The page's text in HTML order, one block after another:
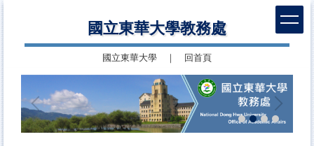
國立東華大學教務處
國立東華大學 回首頁